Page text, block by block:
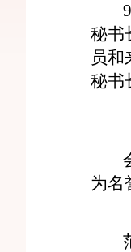
9月
秘书
员
秘书
会
为名
范